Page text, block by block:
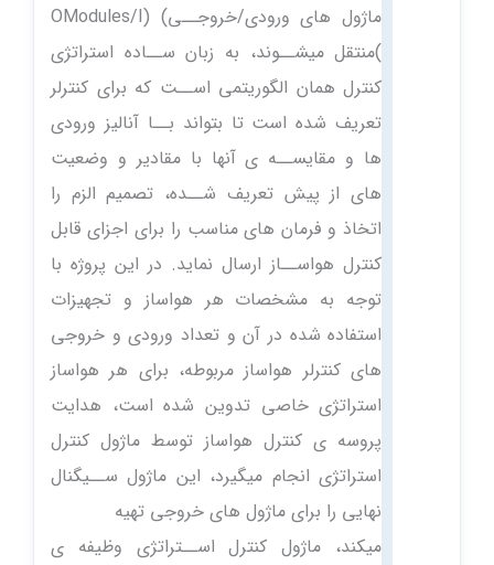
ماژول های ورودی/خروجــی) (OModules/I
)منتقل میشــوند، به زبان ســاده استراتژی
کنترل همان الگوریتمی اســت که برای کنترلر
تعریف شده است تا بتواند بــا آنالیز ورودی
ها و مقایســه ی آنها با مقادیر و وضعیت
های از پیش تعریف شــده، تصمیم الزم را
اتخاذ و فرمان های مناسب را برای اجزای قابل
کنترل هواســاز ارسال نماید. در این پروژه با
توجه به مشخصات هر هواساز و تجهیزات
استفاده شده در آن و تعداد ورودی و خروجی
های کنترلر هواساز مربوطه، برای هر هواساز
استراتژی خاصی تدوین شده است، هدایت
پروسه ی کنترل هواساز توسط ماژول کنترل
استراتژی انجام میگیرد، این ماژول ســیگنال
نهایی را برای ماژول های خروجی تهیه
میکند، ماژول کنترل اســتراتژی وظیفه ی